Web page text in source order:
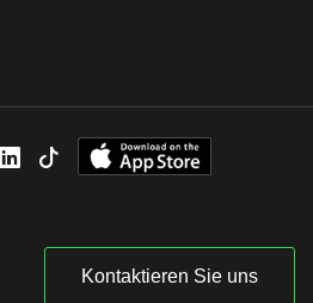
Kontaktieren Sie uns